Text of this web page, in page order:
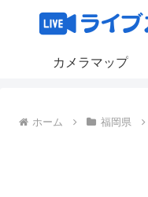
カメラマップ
ホーム 福岡県